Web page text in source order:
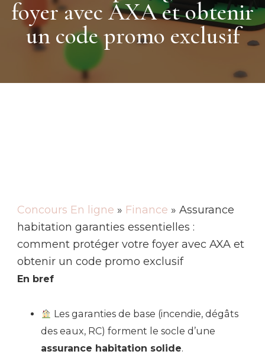
foyer avec AXA et obtenir
un code promo exclusif
Concours En ligne » Finance » Assurance
habitation garanties essentielles :
comment protéger votre foyer avec AXA et
obtenir un code promo exclusif
En bref
Les garanties de base (incendie, dégâts
des eaux, RC) forment le socle d’une
assurance habitation solide.